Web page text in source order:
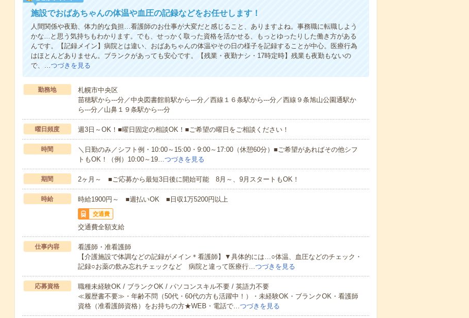
施設でおばあちゃんの体温や血圧の記録などをお任せします！
人間関係や夜勤、体力的な負担…看護師のお仕事が大変だと感じること、ありますよね。事務職に転職しよう
かな...と思う気持ちもわかります。でも、せっかく取った資格を活かせる、もっとゆったりした働き方がある
んです。【記録メイン】病院とは違い、おばあちゃんの体温やその日の様子を記録することが中心。医療行為
はほとんどありません。ブランクがあっても安心です。【残業・夜勤ナシ・17時定時】残業も夜勤もないの
で、…つづきを見る
勤務地
札幌市中央区
苗穂駅から---分／中央図書館前駅から---分／西線１６条駅から---分／西線９条旭山公園通駅か
ら---分／山鼻１９条駅から---分
曜日頻度 週3日～OK！■曜日固定の相談OK！■ご希望の曜日をご相談ください！
時間
＼日勤のみ／シフト例・10:00～15:00・9:00～17:00（休憩60分）■ご希望があればその他シフ
トもOK！（例）10:00～19…つづきを見る
期間 2ヶ月～ ■ご応募から最短3日後に開始可能 8月～、9月スタートもOK！
時給 時給1900円～ ■週払いOK ■日収1万5200円以上
交通費
交通費全額支給
仕事内容
看護師・准看護師
【介護施設で体調などの記録がメイン＊看護師】▼具体的には…○体温、血圧などのチェック・
記録○お薬の飲み忘れチェックなど 病院と違って医療行…つづきを見る
応募資格
職種未経験OK / ブランクOK / パソコンスキル不要 / 英語力不要
≪履歴書不要≫・年齢不問（50代・60代の方も活躍中！）・未経験OK・ブランクOK・看護師
資格（准看護師資格）をお持ちの方★WEB・電話で…つづきを見る